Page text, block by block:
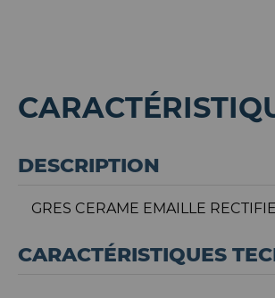
DESCRIPTION
GRES CERAME EMAILLE
CARACTÉRISTIQUES